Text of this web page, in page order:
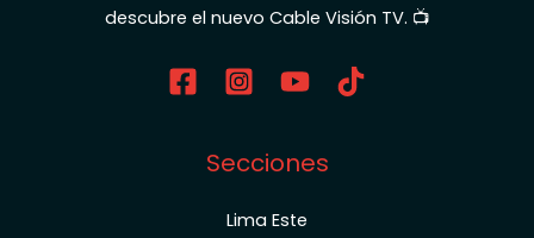
descubre el nuevo Cable Visión TV. 📺
Secciones
Lima Este